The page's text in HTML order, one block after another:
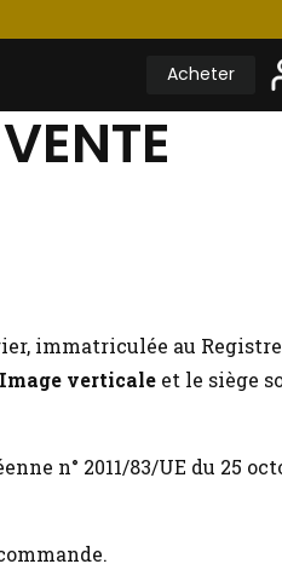
Acheter
immatriculée au
Image verticale et le siège
n° 2011/83/UE du 25